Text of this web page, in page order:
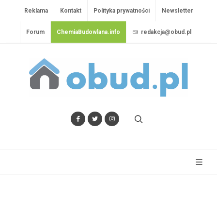
Reklama Kontakt Polityka prywatności Newsletter
Forum ChemiaBudowlana.info redakcja@obud.pl